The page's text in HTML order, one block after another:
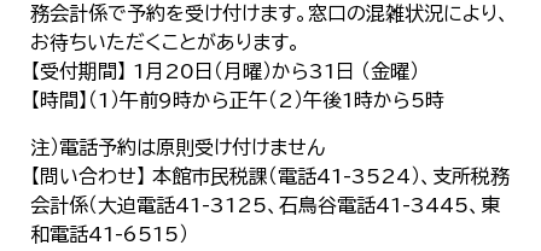
務会計係で予約を受け付けます。窓口の混雑状況により、
お待ちいただくことがあります。
【受付期間】 1月20日（月曜）から31日 （金曜）
【時間】（1）午前9時から正午（2）午後1時から5時
注）電話予約は原則受け付けません
【問い合わせ】 本館市民税課（電話41-3524）、支所税務
会計係（大迫電話41-3125、石鳥谷電話41-3445、東
和電話41-6515）